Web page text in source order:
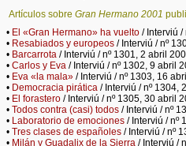
Artículos sobre Gran Hermano 2001
• El «Gran Hermano» ha vuelto / Interviú /
• Resabiados y europeos / Interviú / nº
• Barcarrota / Interviú / nº 1301, 2 abril
•Carlos y Eva / Interviú / nº 1302, 9 abril
• Eva «la mala» / Interviú / nº 1303, 16
• Democracia pirática / Interviú / nº 1304,
• El forastero / Interviú / nº 1305, 30 abril
•Todos contra (casi) todos / Interviú / nº
• Laboratorio de emociones / Interviú / nº
•Tres clases de españoles / Interviú / nº
• Milán y Guadalix de la Sierra / Interviú /